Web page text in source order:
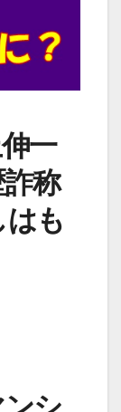
一
称
はも